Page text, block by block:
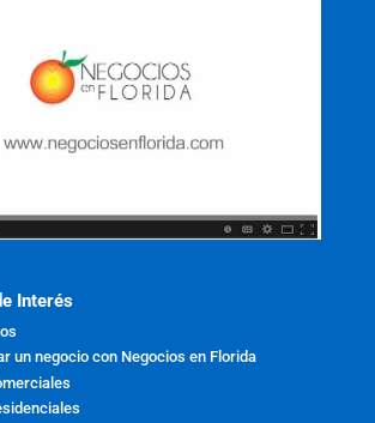
Interés
un negocio con Negocios en Florida